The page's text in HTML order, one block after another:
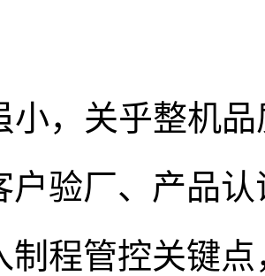
，关乎整机品
户验厂、产品
制程管控关键